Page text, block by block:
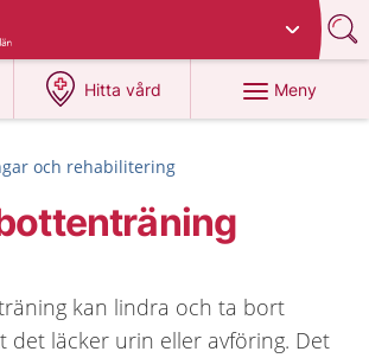
1177region
Hitta vård
på 1177.se
Meny
och rehabilitering
kan lindra och ta bort
det läcker urin eller avföring. Det